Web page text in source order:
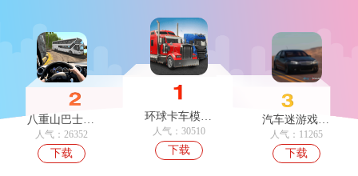
八重山巴士驾驶手机免费版
人气：26352
下载
环球卡车模拟器UniversalTruckSimulator官方最新版
人气：30510
下载
汽车迷游戏官方版
人气：11265
下载